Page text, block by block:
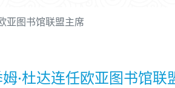
亚图书馆联盟主席
·杜达连任欧亚图书馆联